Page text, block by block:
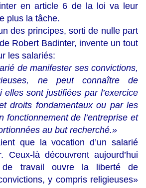
en article 6 de la loi va leur
plus la tâche.
des principes, sorti de nulle part
Robert Badinter, invente un tout
les salariés:
de manifester ses convictions,
ne peut connaître de
elles sont justifiées par l’exercice
droits fondamentaux ou par les
fonctionnement de l’entreprise et
au but recherché.»
que la vocation d’un salarié
Ceux-là découvrent aujourd’hui
travail ouvre la liberté de
y compris religieuses»